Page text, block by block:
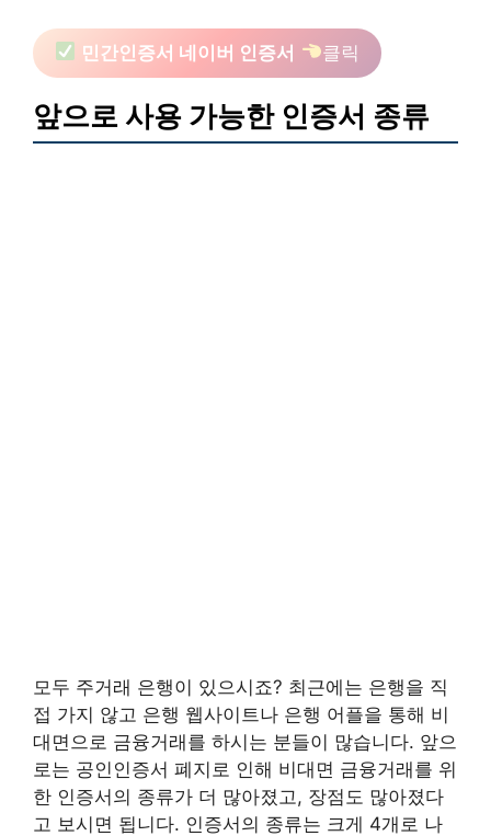
민간인증서 네이버 인증서 클릭
앞으로 사용 가능한 인증서 종류
모두 주거래 은행이 있으시죠? 최근에는 은행을 직
접 가지 않고 은행 웹사이트나 은행 어플을 통해 비
대면으로 금융거래를 하시는 분들이 많습니다. 앞으
로는 공인인증서 폐지로 인해 비대면 금융거래를 위
한 인증서의 종류가 더 많아졌고, 장점도 많아졌다
고 보시면 됩니다. 인증서의 종류는 크게 4개로 나